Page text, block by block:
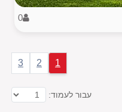
0
1
2
3
עבור לעמוד: